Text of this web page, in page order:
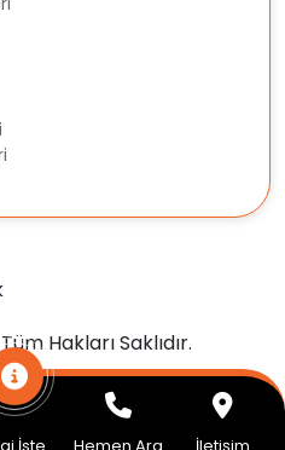
Hakları Saklıdır.
İste Hemen Ara İletişim